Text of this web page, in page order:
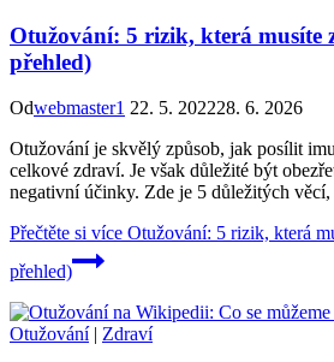
Otužování: 5 rizik, která musíte
přehled)
Odwebmaster1 22. 5. 202228. 6. 2026
Otužování je skvělý způsob, jak posílit
celkové zdraví. Je však důležité být
negativní účinky. Zde je 5 důležitých věcí,
Přečtěte si více Otužování: 5 rizik, která
přehled)
Otužování| Zdraví